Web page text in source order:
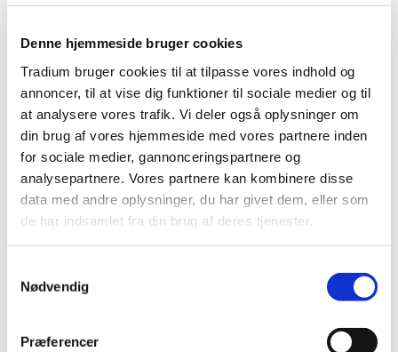
Denne hjemmeside bruger cookies
Tradium bruger cookies til at tilpasse vores indhold og
annoncer, til at vise dig funktioner til sociale medier og til
at analysere vores trafik. Vi deler også oplysninger om
din brug af vores hjemmeside med vores partnere inden
for sociale medier, gannonceringspartnere og
analysepartnere. Vores partnere kan kombinere disse
data med andre oplysninger, du har givet dem, eller som
de har indsamlet fra din brug af deres tjenester.
Nødvendig
Præferencer
Efter kurset kan du analysere de administrative
arbejdsgange, der er almindeligt forekommende på
arbejdspladsen og kan på den baggrund i samarbejde med
andre planlægge og gennemføre en optimeringsproces for
den administrative funktion ved brug af lean-værktøjet 5S.
Fakta
VEU-Godtgørelse og befordringstilskud